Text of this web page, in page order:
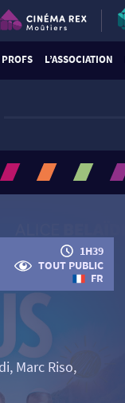
L’ASSOCIATION
1H39
TOUT PUBLIC
FR
Marc Riso,